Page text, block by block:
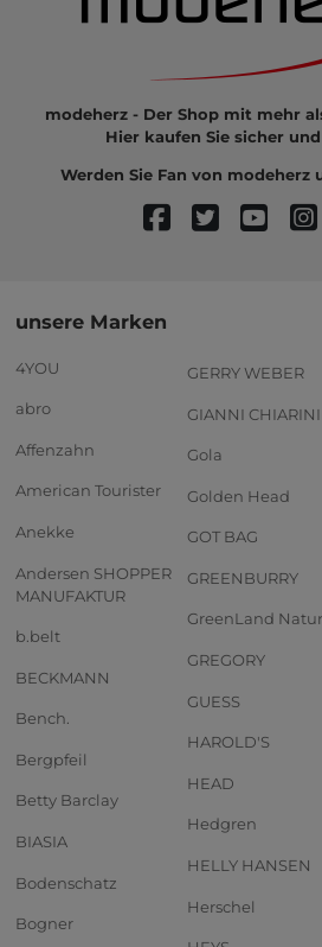
modeherz - Der Shop mit mehr
Hier kaufen Sie sicher
Werden Sie Fan von modeherz
unsere Marken
4YOU
abro
Affenzahn
American Tourister
Anekke
Andersen SHOPPER
MANUFAKTUR
b.belt
BECKMANN
Bench.
Bergpfeil
Betty Barclay
BIASIA
Bodenschatz
Bogner
GERRY WEBER
GIANNI CHIARINI
Gola
Golden Head
GOT BAG
GREENBURRY
GreenLand
GREGORY
GUESS
HAROLD'S
HEAD
Hedgren
HELLY HANSEN
Herschel